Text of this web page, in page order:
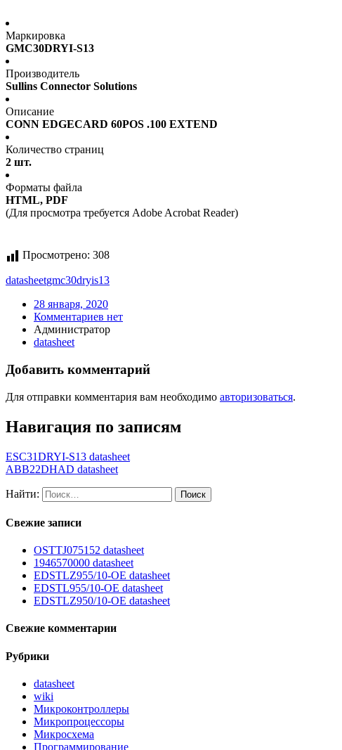
Маркировка
GMC30DRYI-S13
Производитель
Sullins Connector Solutions
Описание
CONN EDGECARD 60POS .100 EXTEND
Количество страниц
2 шт.
Форматы файла
HTML, PDF
(Для просмотра требуется Adobe Acrobat Reader)
Просмотрено: 308
datasheetgmc30dryis13
28 января, 2020
Комментариев нет
Администратор
datasheet
Добавить комментарий
Для отправки комментария вам необходимо авторизоваться.
Навигация по записям
ESC31DRYI-S13 datasheet
ABB22DHAD datasheet
Найти:
Свежие записи
OSTTJ075152 datasheet
1946570000 datasheet
EDSTLZ955/10-OE datasheet
EDSTL955/10-OE datasheet
EDSTLZ950/10-OE datasheet
Свежие комментарии
Рубрики
datasheet
wiki
Микроконтроллеры
Микропроцессоры
Микросхема
Программирование